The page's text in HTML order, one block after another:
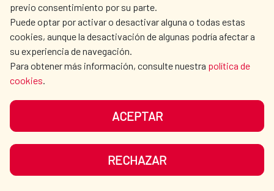
previo consentimiento por su parte.
Puede optar por activar o desactivar alguna o todas estas
cookies, aunque la desactivación de algunas podría afectar a
su experiencia de navegación.
Para obtener más información, consulte nuestra política de
cookies.
ACEPTAR
RECHAZAR